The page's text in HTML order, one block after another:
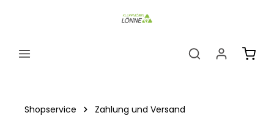
Shopservice Zahlung und Versand